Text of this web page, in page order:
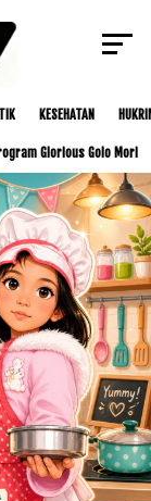
KESEHATAN
Golo Mori